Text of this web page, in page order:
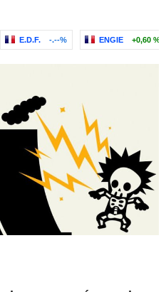
E.D.F. -.--% ENGIE +0,60 %